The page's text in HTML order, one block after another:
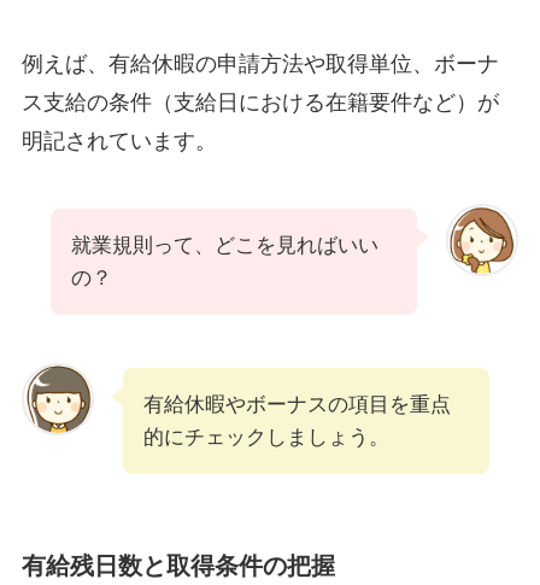
例えば、有給休暇の申請方法や取得単位、ボーナ
ス支給の条件（支給日における在籍要件など）が
明記されています。
就業規則って、どこを見ればいい
の？
有給休暇やボーナスの項目を重点
的にチェックしましょう。
有給残日数と取得条件の把握